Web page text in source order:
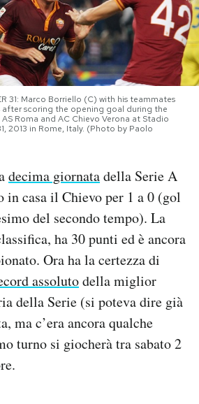
31: Marco Borriello (C) with his teammates
after scoring the opening goal during the
Roma and AC Chievo Verona at Stadio
2013 in Rome, Italy. (Photo by Paolo
decima giornatadella Serie A
in casa il Chievo per 1 a 0 (gol
del secondo tempo). La
ha 30 punti ed è ancora
Ora ha la certezza di
assolutodella miglior
della Serie (si poteva dire già
ma c’era ancora qualche
turno si giocherà tra sabato 2